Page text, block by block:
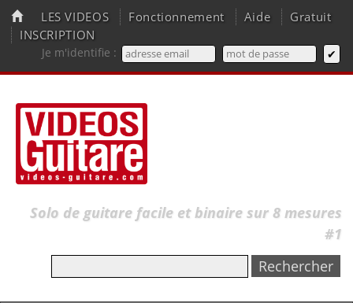
LES VIDEOS Fonctionnement Aide
Gratuit
INSCRIPTION
Je m'identifie :
Solo de guitare facile et binaire sur 8 mesures
#1